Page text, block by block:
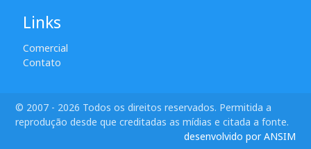
Links
Comercial
Contato
© 2007 - 2026 Todos os direitos reservados. Permitida a
reprodução desde que creditadas as mídias e citada a fonte.
desenvolvido por ANSIM